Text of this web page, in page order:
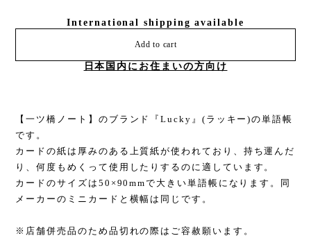
International shipping available
Add to cart
日本国内にお住まいの方向け
【一ツ橋ノート】のブランド『Lucky』(ラッキー)の単語帳
です。
カードの紙は厚みのある上質紙が使われており、持ち運んだ
り、何度もめくって使用したりするのに適しています。
カードのサイズは50×90mmで大きい単語帳になります。同
メーカーのミニカードと横幅は同じです。
※店舗併売品のため品切れの際はご容赦願います。